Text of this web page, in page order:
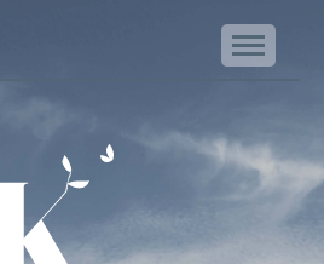
Keutgen | Bestattungen - Funérailles